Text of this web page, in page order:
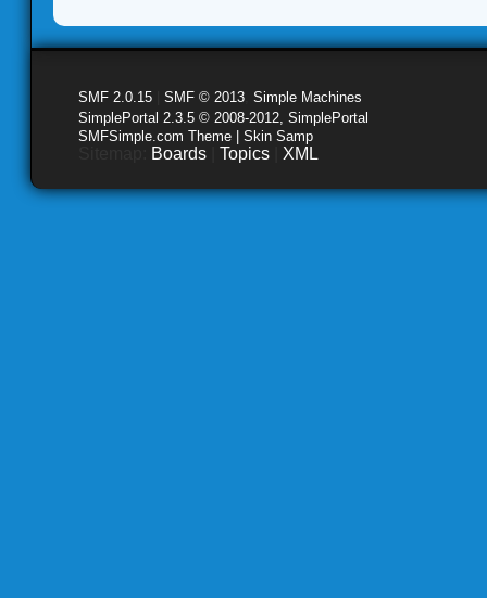
SMF 2.0.15 SMF © 2013 Simple Machines
SimplePortal 2.3.5 © 2008-2012, SimplePortal
SMFSimple.com Theme | Skin Samp
Boards Topics XML